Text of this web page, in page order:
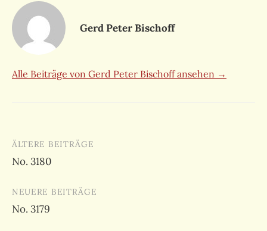
Gerd Peter Bischoff
Alle Beiträge von Gerd Peter Bischoff ansehen →
Beitragsnavigation
ÄLTERE BEITRÄGE
No. 3180
NEUERE BEITRÄGE
No. 3179